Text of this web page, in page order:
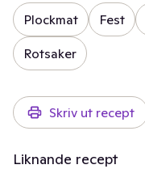
Plockmat Fest
Rotsaker
Skriv ut recept
Liknande recept